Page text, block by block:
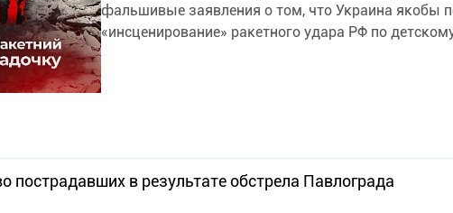
фальшивые заявления о том, что Украина якобы
«инсценирование» ракетного удара РФ по
пострадавших в результате обстрела Павлограда